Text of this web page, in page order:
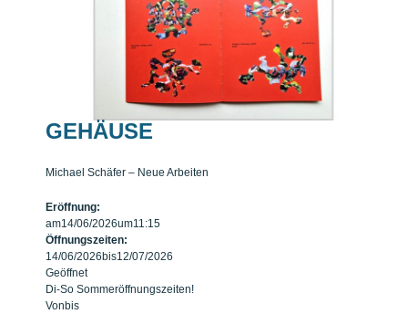
GEHÄUSE
Michael Schäfer – Neue Arbeiten
Eröffnung:
am14/06/2026um11:15
Öffnungszeiten:
14/06/2026bis12/07/2026
Geöffnet
Di-So Sommeröffnungszeiten!
Vonbis